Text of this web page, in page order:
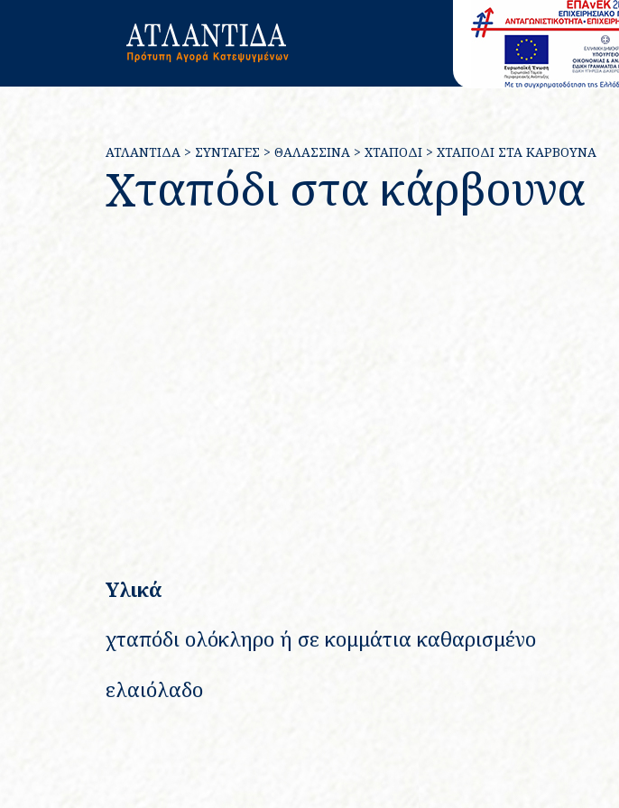
ΑΤΛΑΝΤΙΔΑ > ΣΥΝΤΑΓΈΣ > ΘΑΛΑΣΣΙΝΆ > ΧΤΑΠΌΔΙ > ΧΤΑΠΌΔΙ ΣΤΑ ΚΆΡΒΟΥΝΑ
Χταπόδι στα κάρβουνα
Υλικά
χταπόδι ολόκληρο ή σε κομμάτια καθαρισμένο
ελαιόλαδο